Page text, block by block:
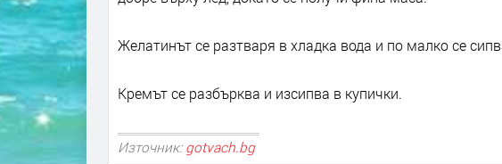
Желатинът се разтваря в хладка вода и по малко се
Кремът се разбърква и изсипва в купички.
Източник: gotvach.bg